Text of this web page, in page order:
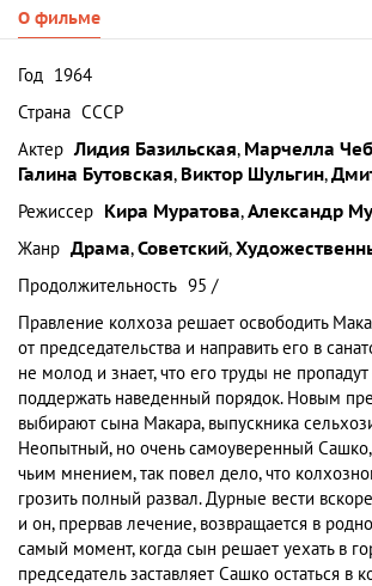
О фильме
Год 1964
Страна СССР
Актер Лидия Базильская, Марчелла
Галина Бутовская, Виктор Шульгин,
Режиссер Кира Муратова,Александр
Жанр Драма,Советский,
Продолжительность 95 /
Правление колхоза решает освободить
от председательства и направить его в
не молод и знает, что его труды не пропадут
поддержать наведенный порядок. Новым
выбирают сына Макара, выпускника
Неопытный, но очень самоуверенный Сашко,
чьим мнением, так повел дело, что
грозить полный развал. Дурные вести
и он, прервав лечение, возвращается в
самый момент, когда сын решает уехать в
председатель заставляет Сашко остаться в